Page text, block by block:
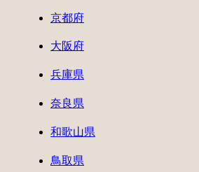
京都府
大阪府
兵庫県
奈良県
和歌山県
鳥取県